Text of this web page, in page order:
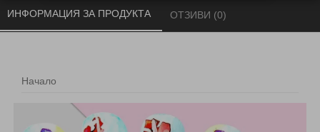
Начало
ИНФОРМАЦИЯ ЗА ПРОДУКТА ОТЗИВИ (0)